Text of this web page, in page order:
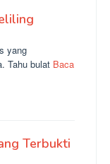
yang
Tahu bulat Baca
Terbukti